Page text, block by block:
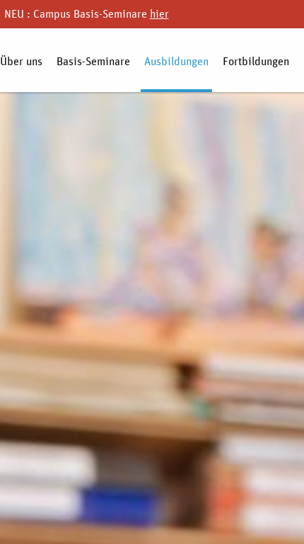
NEU : Campus Basis-Seminare hier
Über uns Basis-Seminare Ausbildungen Fortbildungen